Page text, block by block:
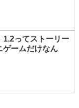
1.2ってストーリー
ゲームだけなん